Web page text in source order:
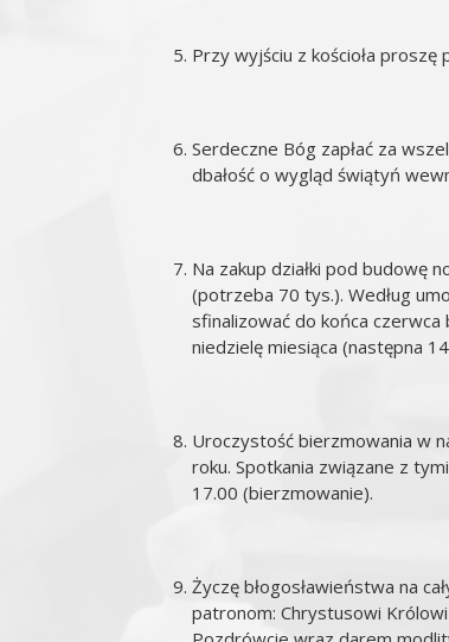
Przy wyjściu z kościoła proszę
Serdeczne Bóg zapłać za
dbałość o wygląd świątyń
Na zakup działki pod budowę
(potrzeba 70 tys.). Według
sfinalizować do końca czerwca
niedzielę miesiąca (następna
Uroczystość bierzmowania w
roku. Spotkania związane z
17.00 (bierzmowanie).
Życzę błogosławieństwa na
patronom: Chrystusowi